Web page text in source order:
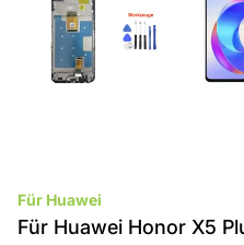
Für Huawei
Für Huawei Honor X5